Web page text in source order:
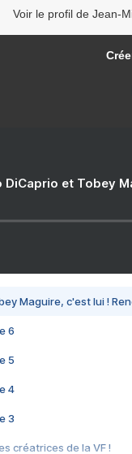
Voir le profil de Jean-
DiCaprio et Tobey
Maguire, c'est lui !
6
5
4
3
créatrices de la VF !